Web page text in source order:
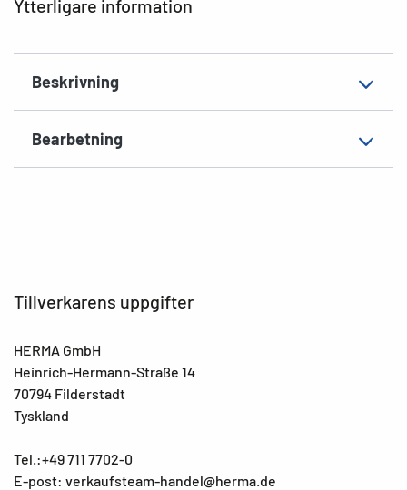
Ytterligare information
Beskrivning
Bearbetning
havsvattenbeständiga
Tillverkarens uppgifter
HERMA GmbH
Heinrich-Hermann-Straße 14
70794 Filderstadt
Tyskland
Tel.:+49 711 7702-0
E-post: verkaufsteam-handel@herma.de